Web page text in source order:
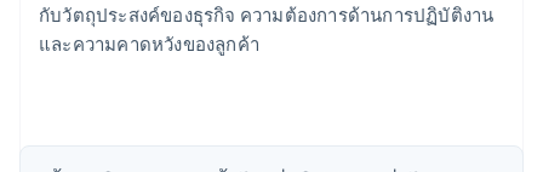
กับวัตถุประสงค์ของธุรกิจ ความต้องการด้านการปฏิบัติงาน
และความคาดหวังของลูกค้า
เขตบริหารพิเศษฮ่องกง ประเทศจีน
English简体中文